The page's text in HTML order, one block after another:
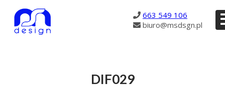
663 549 106
biuro@msdsgn.pl
DIF029